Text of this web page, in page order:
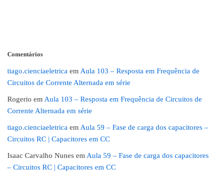
Comentários
tiago.cienciaeletrica emAula 103 – Resposta em Frequência de
Circuitos de Corrente Alternada em série
Rogerio emAula 103 – Resposta em Frequência de Circuitos de
Corrente Alternada em série
tiago.cienciaeletrica emAula 59 – Fase de carga dos capacitores –
Circuitos RC | Capacitores em CC
Isaac Carvalho Nunes emAula 59 – Fase de carga dos capacitores
– Circuitos RC | Capacitores em CC